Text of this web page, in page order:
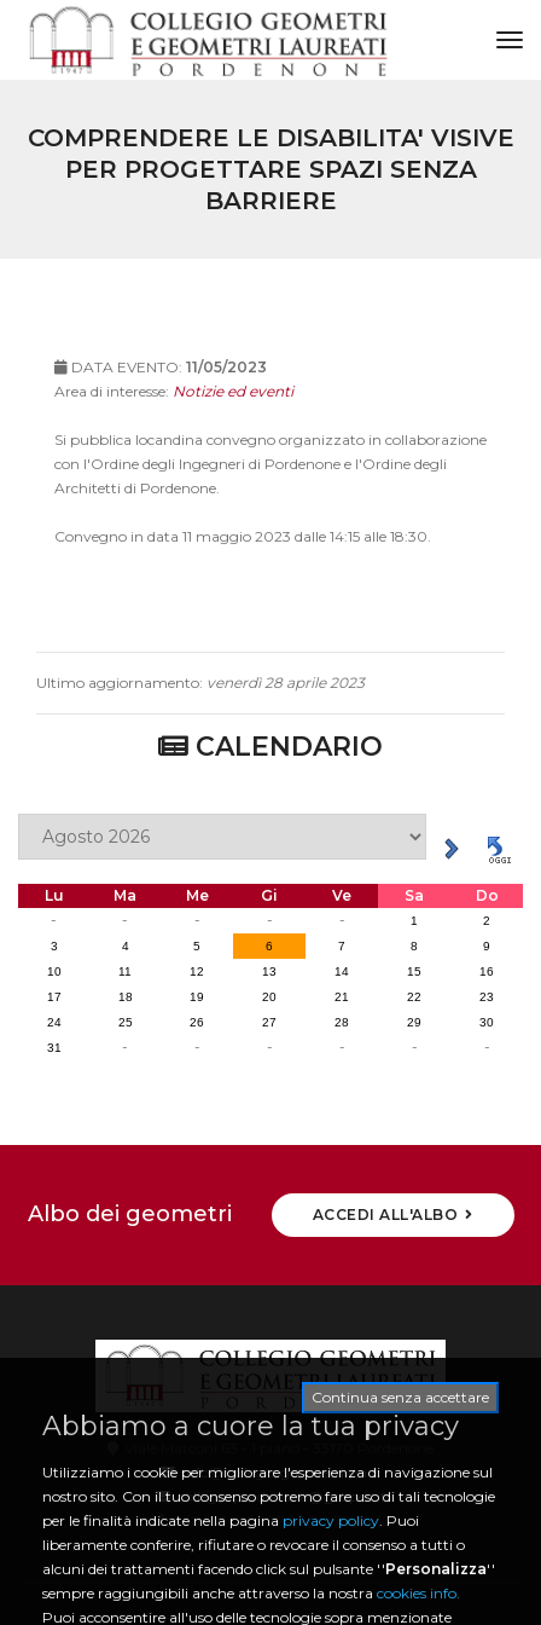
COMPRENDERE LE DISABILITA' VISIVE
PER PROGETTARE SPAZI SENZA
BARRIERE
DATA EVENTO: 11/05/2023
Area di interesse: Notizie ed eventi
Si pubblica locandina convegno organizzato in collaborazione
con l'Ordine degli Ingegneri di Pordenone e l'Ordine degli
Architetti di Pordenone.
Convegno in data 11 maggio 2023 dalle 14:15 alle 18:30.
Ultimo aggiornamento: venerdì 28 aprile 2023
CALENDARIO
Lu Ma Me Gi Ve Sa
Do
-
- - - - 1
2
3
4 5 6 7 8
9
10
11 12 13 14 15
16
17
18 19 20 21 22
23
24
25 26 27 28 29
30
31
- - - - - -
Albo dei geometri ACCEDI ALL'ALBO
info@collegio.geometri.pn.it
collegio.pordenone@geopec.it
0434 21466 | CF 80006730933
Continua senza accettare
Abbiamo a cuore la tua privacy
Utilizziamo i cookie per migliorare l'esperienza di navigazione sul
nostro sito. Con il tuo consenso potremo fare uso di tali tecnologie
per le finalità indicate nella pagina privacy policy. Puoi
liberamente conferire, rifiutare o revocare il consenso a tutti o
alcuni dei trattamenti facendo click sul pulsante ''Personalizza''
sempre raggiungibili anche attraverso la nostra cookies info.
Puoi acconsentire all'uso delle tecnologie sopra menzionate